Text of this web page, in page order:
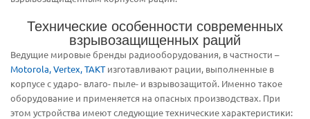
Технические особенности современных
взрывозащищенных раций
Ведущие мировые бренды радиооборудования, в частности –
Motorola, Vertex, TAKTизготавливают рации, выполненные в
корпусе с ударо- влаго- пыле- и взрывозащитой. Именно такое
оборудование и применяется на опасных производствах. При
этом устройства имеют следующие технические характеристики: